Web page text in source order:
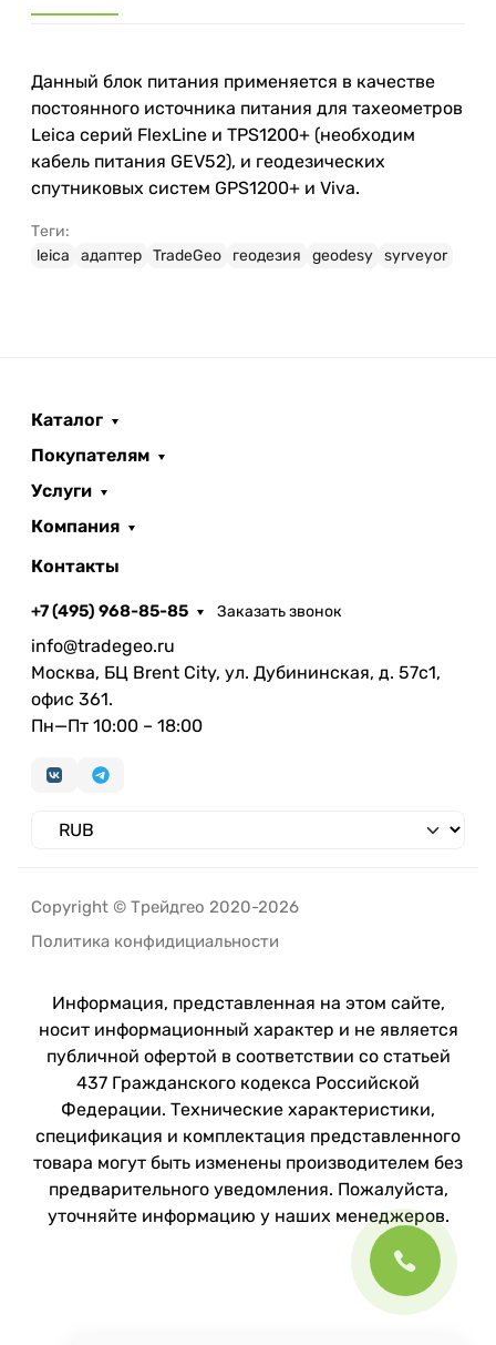
Данный блок питания применяется в качестве
постоянного источника питания для тахеометров
Leica серий FlexLine и TPS1200+ (необходим
кабель питания GEV52), и геодезических
спутниковых систем GPS1200+ и Viva.
Теги:
leica
адаптер TradeGeo геодезия geodesy syrveyor
Каталог
Покупателям
Услуги
Компания
Контакты
+7 (495) 968-85-85 Заказать звонок
info@tradegeo.ru
Москва, БЦ Brent City, ул. Дубининская, д. 57с1,
офис 361.
Пн—Пт 10:00 – 18:00
Copyright © Трейдгео 2020-2026
Политика конфидициальности
Информация, представленная на этом сайте,
носит информационный характер и не является
публичной офертой в соответствии со статьей
437 Гражданского кодекса Российской
Федерации. Технические характеристики,
спецификация и комплектация представленного
товара могут быть изменены производителем без
предварительного уведомления. Пожалуйста,
уточняйте информацию у наших менеджеров.